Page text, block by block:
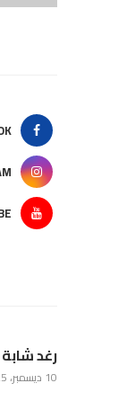
رغد
10 ديسمبر، 2025